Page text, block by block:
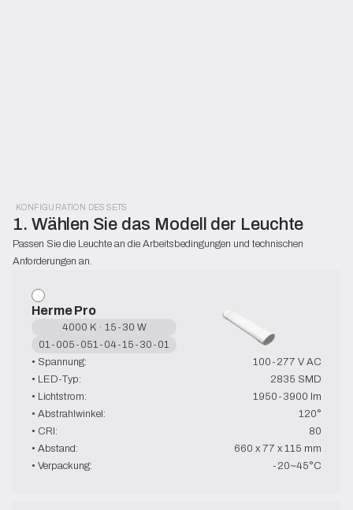
KONFIGURATION DES SETS
1. Wählen Sie das Modell der Leuchte
Passen Sie die Leuchte an die Arbeitsbedingungen und technischen
Anforderungen an.
Herme Pro
4000 K · 15-30 W
01-005-051-04-15-30-01
• Spannung:
100-277 V AC
• LED-Typ:
2835 SMD
• Lichtstrom:
1950-3900 lm
• Abstrahlwinkel:
120°
• CRI:
80
• Abstand:
660 x 77 x 115 mm
• Verpackung:
-20~45°C